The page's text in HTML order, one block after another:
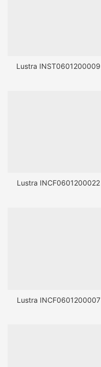
Lustra INST0601200009
Lustra INCF0601200022
Lustra INCF0601200007